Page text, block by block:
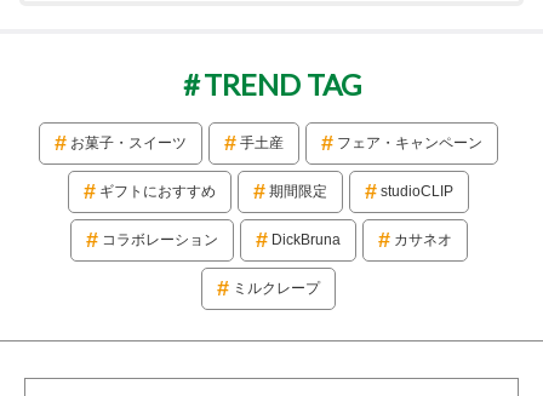
TREND TAG
お菓子・スイーツ 手土産 フェア・キャンペーン
ギフトにおすすめ 期間限定 studioCLIP
コラボレーション DickBruna カサネオ
ミルクレープ